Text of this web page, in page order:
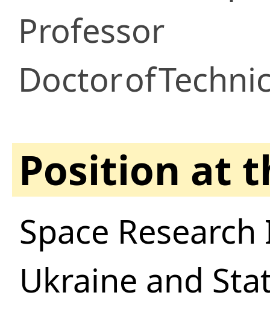
Professor
Doctorof
Position at
Space
Ukraine and